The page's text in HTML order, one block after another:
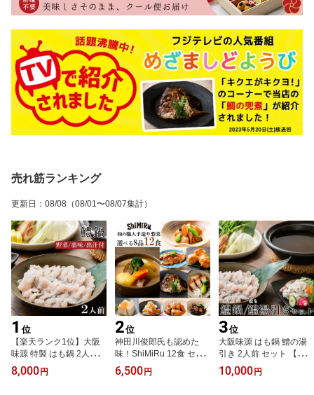
売れ筋ランキング
更新日 ： 08/08 （08/01〜08/07集計）
1 位
【楽天ランク1位】大阪
味源 特製 はも鍋 2人前
お取り寄せグルメ 鍋 セ
ット 鱧 食べ物 海鮮 ギフ
8,000 円
2位
神田川俊郎氏も認めた
味！ShiMiRu 12食 セッ
ト 無添加 惣菜 レトルト
常温保存 おかず 食べ物
6,500 円
3位
大阪味源 はも鍋 鱧の湯
引き 2人前 セット 【食べ
比べ】 鱧鍋 ハモ ゆびき
ギフト 刺身 お取り寄せ
10,000 円